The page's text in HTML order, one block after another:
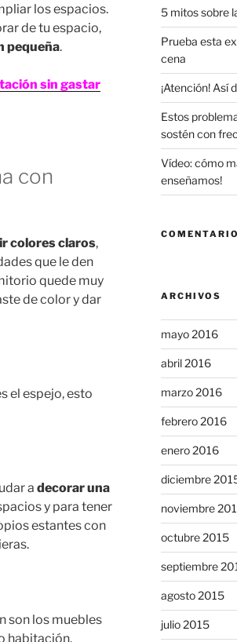
los espacios.
de tu espacio,
pequeña.
sin gastar
con
colores claros,
que le den
quede muy
de color y dar
el espejo, esto
a decorar una
y para tener
estantes con
son los muebles
habitación.
5 mitos sobre
Prueba esta
cena
¡Atención! Así
Estos
sostén con
Vídeo: cómo
enseñamos!
ARCHIVOS
mayo 2016
abril 2016
marzo 2016
febrero 2016
enero 2016
diciembre
noviembre
octubre 2015
septiembre
agosto 2015
julio 2015